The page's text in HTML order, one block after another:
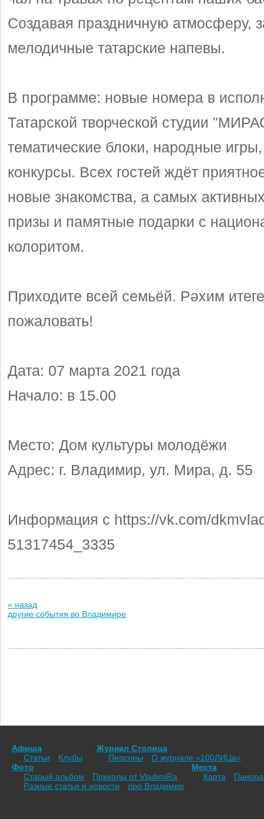
Создавая праздничную атмосферу,
мелодичные татарские напевы.
В программе: новые номера в
Татарской творческой студии
тематические блоки, народные
конкурсы. Всех гостей ждёт
новые знакомства, а самых
призы и памятные подарки с
колоритом.
Приходите всей семьёй. Рәхим
пожаловать!
Дата: 07 марта 2021 года
Начало: в 15.00
Место: Дом культуры молодёжи
Адрес: г. Владимир, ул. Мира, д. 55
Информация с https://vk.com/
51317454_3335
« назад
другие события во Владимире
Афиша
Статьи
Клубы
Журнал Столица
Персоны
О журнале «100ЛИЦа»
Фото
Старый альбом
Приколы от VladimiRа
Места
Карта
Разные статьи и новости
про Владимир